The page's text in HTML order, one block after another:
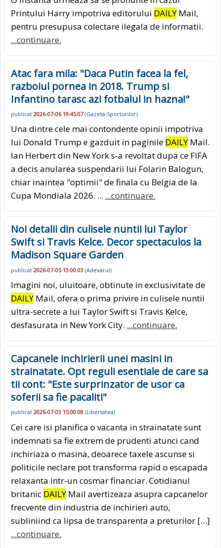
Printului Harry impotriva editorului DAILY Mail,
pentru presupusa colectare ilegala de informatii.
...continuare.
Atac fara mila: "Daca Putin facea la fel,
razboiul pornea in 2018. Trump si
Infantino tarasc azi fotbalul in hazna!"
publicat 2026-07-06 19:45:07(Gazeta-Sporturilor)
Una dintre cele mai contondente opinii impotriva
lui Donald Trump e gazduit in paginile DAILY Mail.
Ian Herbert din New York s-a revoltat dupa ce FIFA
a decis anularea suspendarii lui Folarin Balogun,
chiar inaintea "optimii" de finala cu Belgia de la
Cupa Mondiala 2026. ... ...continuare.
Noi detalii din culisele nuntii lui Taylor
Swift si Travis Kelce. Decor spectaculos la
Madison Square Garden
publicat 2026-07-05 13:00:03 (Adevarul)
Imagini noi, uluitoare, obtinute in exclusivitate de
DAILY Mail, ofera o prima privire in culisele nuntii
ultra-secrete a lui Taylor Swift si Travis Kelce,
desfasurata in New York City. ...continuare.
Capcanele inchirierii unei masini in
strainatate. Opt reguli esentiale de care sa
tii cont: "Este surprinzator de usor ca
soferii sa fie pacaliti"
publicat 2026-07-03 15:00:08 (Libertatea)
Cei care isi planifica o vacanta in strainatate sunt
indemnati sa fie extrem de prudenti atunci cand
inchiriaza o masina, deoarece taxele ascunse si
politicile neclare pot transforma rapid o escapada
relaxanta intr-un cosmar financiar. Cotidianul
britanic DAILY Mail avertizeaza asupra capcanelor
frecvente din industria de inchirieri auto,
subliniind ca lipsa de transparenta a preturilor […]
...continuare.